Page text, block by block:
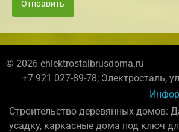
Отправить
© 2026 ehlektrostalbrusdoma.ru
+7 921 027-89-78; Электросталь,
Строительство деревянных домов:
усадку, каркасные дома под ключ